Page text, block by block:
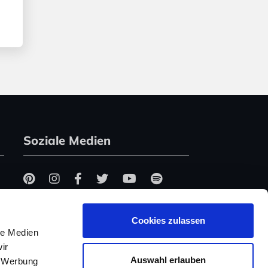
Medien
Cookies zulassen
Auswahl erlauben
Soziale Medien